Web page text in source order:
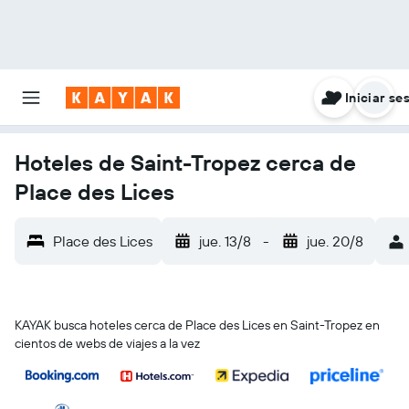
Iniciar
Hoteles de Saint-Tropez cerca de
Place des Lices
Place des Lices jue. 13/8 - jue. 20/8
KAYAK busca hoteles cerca de Place des Lices en Saint-Tropez en
cientos de webs de viajes a la vez